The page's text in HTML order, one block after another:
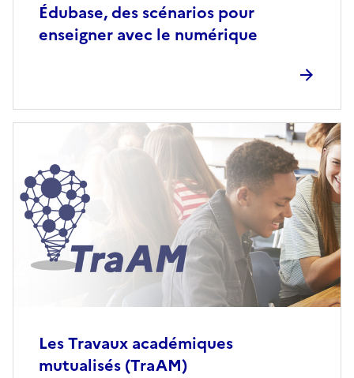
Édubase, des scénarios pour
enseigner avec le numérique
Les Travaux académiques
mutualisés (TraAM)